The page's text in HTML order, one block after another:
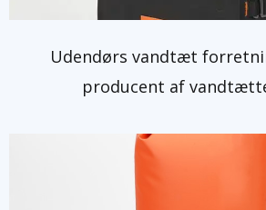
Udendørs vandtæt
producent af